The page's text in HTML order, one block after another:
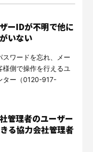
ーIDが不明で他に
いない
ワードを忘れ、メー
様側で操作を行えるユ
ター（0120-917-
管理者のユーザー
る協力会社管理者